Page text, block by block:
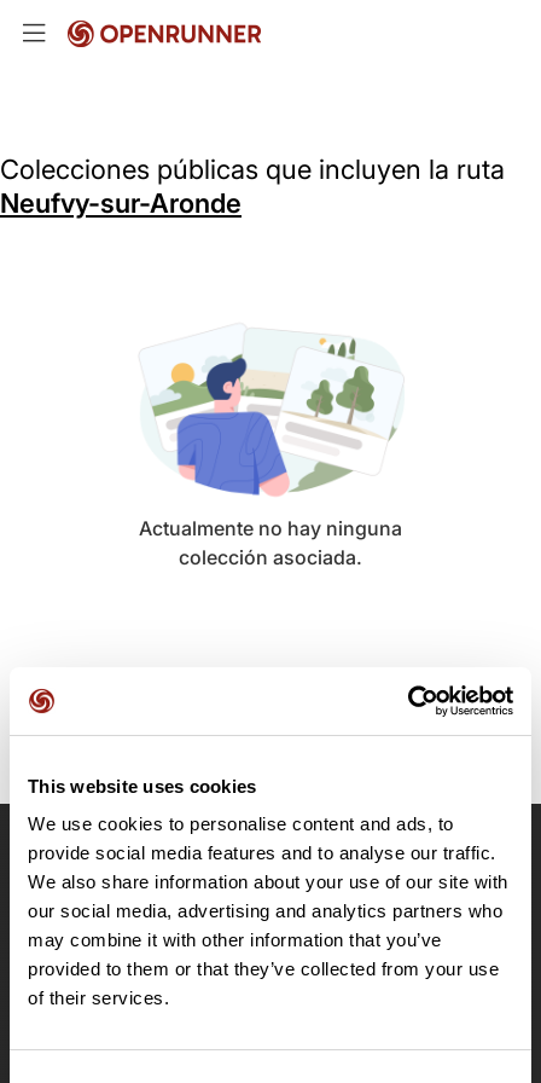
This website uses cookies
We use cookies to personalise content and ads, to
provide social media features and to analyse our traffic.
We also share information about your use of our site with
our social media, advertising and analytics partners who
may combine it with other information that you’ve
provided to them or that they’ve collected from your use
of their services.
Colecciones públicas que incluyen la ruta
Neufvy-sur-Aronde
Actualmente no hay ninguna
colección asociada.
OpenRunner
Equipo
Empleo
A proposito
Contacto